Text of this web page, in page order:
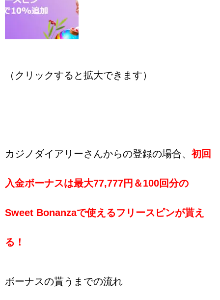
（クリックすると拡大できます）
カジノダイアリーさんからの登録の場合、 初回
入金ボーナスは最大77,777円＆100回分の
Sweet Bonanzaで使えるフリースピンが貰え
る！
ボーナスの貰うまでの流れ